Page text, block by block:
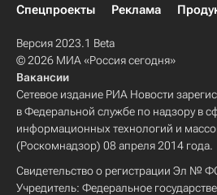
Спецпроекты
Реклама
Версия 2023.1 Beta
© 2026 МИА «Россия сегодня»
Вакансии
Сетевое издание РИА Новости
в Федеральной службе по надзору в
информационных технологий и
(Роскомнадзор) 08 апреля 2014 года.
Свидетельство о регистрации Эл №
Учредитель: Федеральное